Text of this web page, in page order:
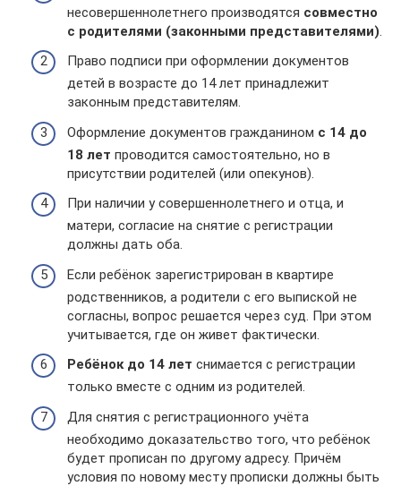
несовершеннолетнего производятся совместно
с родителями (законными представителями)
Право подписи при оформлении документов
детей в возрасте до 14 лет принадлежит
законным представителям.
Оформление документов гражданином с 14 до
18 лет проводится самостоятельно, но в
присутствии родителей (или опекунов).
При наличии у совершеннолетнего и отца, и
матери, согласие на снятие с регистрации
должны дать оба.
Если ребёнок зарегистрирован в квартире
родственников, а родители с его выпиской не
согласны, вопрос решается через суд. При этом
учитывается, где он живет фактически.
Ребёнок до 14 лет снимается с регистрации
только вместе с одним из родителей.
Для снятия с регистрационного учёта
необходимо доказательство того, что ребёнок
будет прописан по другому адресу. Причём
условия по новому месту прописки должны быть